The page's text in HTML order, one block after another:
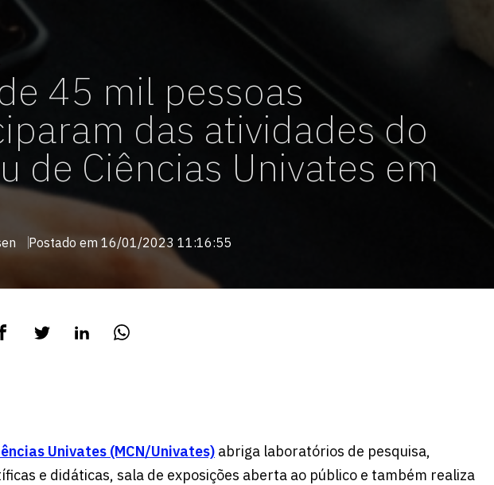
45 mil pessoas
das atividades do
de Ciências Univates em
Postado em 16/01/2023 11:16:55
Univates (MCN/Univates) abriga laboratórios de pesquisa,
e didáticas, sala de exposições aberta ao público e também realiza